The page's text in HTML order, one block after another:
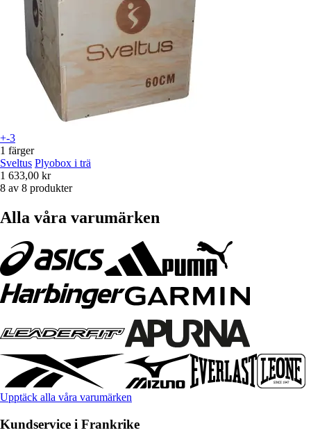
+-3
1 färger
Sveltus Plyobox i trä
1 633,00 kr
8 av 8 produkter
Alla våra varumärken
Upptäck alla våra varumärken
Kundservice i Frankrike